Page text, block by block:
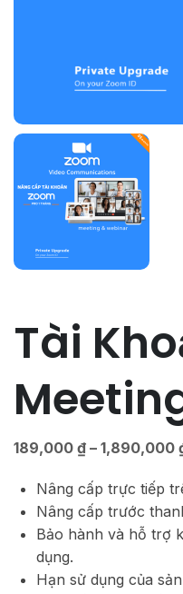
Tài
189,000 ₫ – 1,890,000
Nâng cấp trực tiếp
Nâng cấp trước
Bảo hành và hỗ trợ
dụng.
Hạn sử dụng của